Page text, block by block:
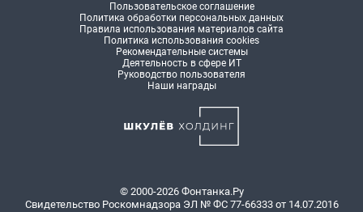
Пользовательское соглашение
Политика обработки персональных данных
Правила использования материалов сайта
Политика использования cookies
Рекомендательные системы
Деятельность в сфере ИТ
Руководство пользователя
Наши награды
© 2000-2026 Фонтанка.Ру
Свидетельство Роскомнадзора ЭЛ № ФС 77-66333 от 14.07.2016